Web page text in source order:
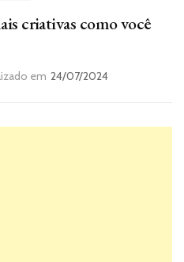
criativas como você
em 24/07/2024